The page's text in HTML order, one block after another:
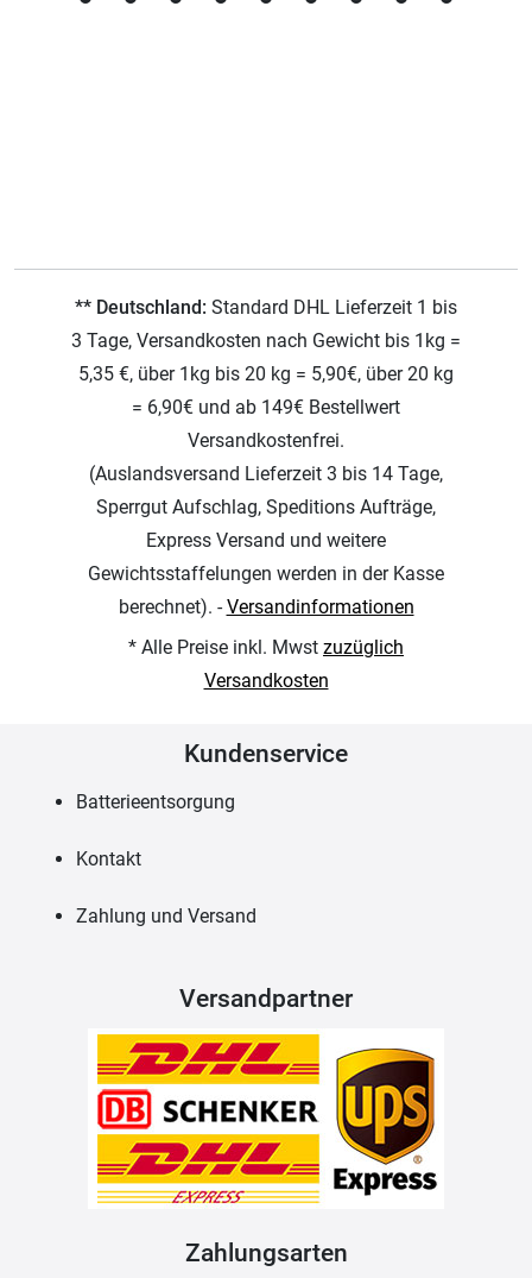
** Deutschland: Standard DHL Lieferzeit 1 bis
3 Tage, Versandkosten nach Gewicht bis 1kg =
5,35 €, über 1kg bis 20 kg = 5,90€, über 20 kg
= 6,90€ und ab 149€ Bestellwert
Versandkostenfrei.
(Auslandsversand Lieferzeit 3 bis 14 Tage,
Sperrgut Aufschlag, Speditions Aufträge,
Express Versand und weitere
Gewichtsstaffelungen werden in der Kasse
berechnet). -Versandinformationen
* Alle Preise inkl. Mwst zuzüglich
Versandkosten
Kundenservice
Batterieentsorgung
Kontakt
Zahlung und Versand
Versandpartner
Zahlungsarten